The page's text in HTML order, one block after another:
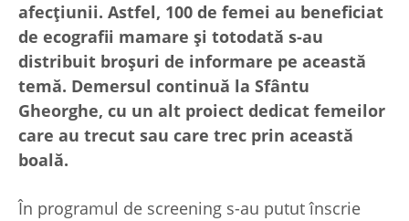
afecțiunii. Astfel, 100 de femei au beneficiat
de ecografii mamare și totodată s-au
distribuit broșuri de informare pe această
temă. Demersul continuă la Sfântu
Gheorghe, cu un alt proiect dedicat femeilor
care au trecut sau care trec prin această
boală.
În programul de screening s-au putut înscrie